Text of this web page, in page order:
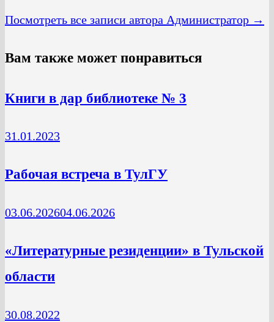
Посмотреть все записи автора Администратор →
Вам также может понравиться
Книги в дар библиотеке № 3
31.01.2023
Рабочая встреча в ТулГУ
03.06.202604.06.2026
«Литературные резиденции» в Тульской
области
30.08.2022